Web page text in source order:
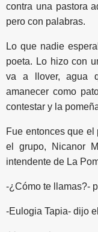
contra una pastora
pero con palabras.
Lo que nadie
poeta. Lo hizo con
va a llover, agua
amanecer como
contestar y la
Fue entonces que
el grupo, Nicanor
intendente de La
-¿Cómo te llamas?-
-Eulogia Tapia- dijo